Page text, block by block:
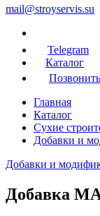
mail@stroyservis.su
Telegram
Каталог
Позвонить
Главная
Каталог
Сухие
Добавки и
Добавки и
Добавка